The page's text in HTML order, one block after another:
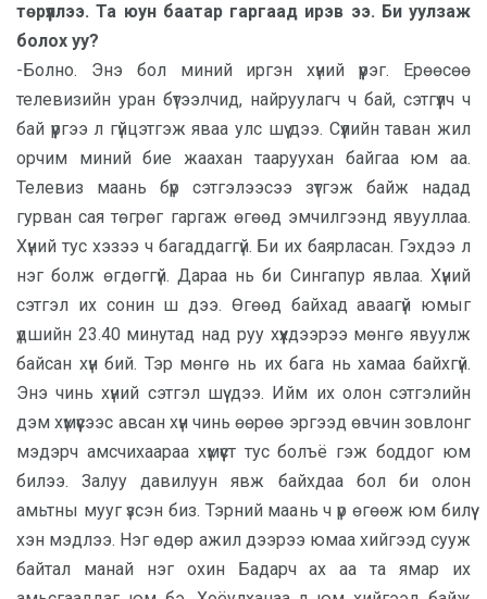
төрүүллээ. Та юун баатар гаргаад ирэв ээ. Би уулзаж
болох уу?
-Болно. Энэ бол миний иргэн хүний үүрэг. Ерөөсөө
телевизийн уран бүтээлчид, найруулагч ч бай, сэтгүүлч ч
бай үүргээ л гүйцэтгэж яваа улс шүү дээ. Сүүлийн таван жил
орчим миний бие жаахан тааруухан байгаа юм аа.
Телевиз маань бүр сэтгэлээсээ зүтгэж байж надад
гурван сая төгрөг гаргаж өгөөд эмчилгээнд явууллаа.
Хүний тус хэзээ ч багаддаггүй. Би их баярласан. Гэхдээ л
нэг болж өгдөггүй. Дараа нь би Сингапур явлаа. Хүний
сэтгэл их сонин ш дээ. Өгөөд байхад аваагүй юмыг
үдшийн 23.40 минутад над руу хүүхдээрээ мөнгө явуулж
байсан хүн бий. Тэр мөнгө нь их бага нь хамаа байхгүй.
Энэ чинь хүний сэтгэл шүү дээ. Ийм их олон сэтгэлийн
дэм хүмүүсээс авсан хүн чинь өөрөө эргээд өвчин зовлонг
мэдэрч амсчихаараа хүмүүст тус болъё гэж боддог юм
билээ. Залуу давилуун явж байхдаа бол би олон
амьтны мууг үзсэн биз. Тэрний маань ч үр өгөөж юм билүү
хэн мэдлээ. Нэг өдөр ажил дээрээ юмаа хийгээд сууж
байтал манай нэг охин Бадарч ах аа та ямар их